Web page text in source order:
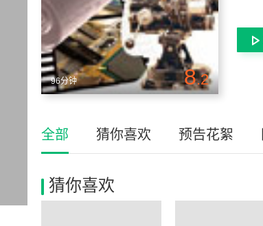
96分钟 8.2
全部 猜你喜欢 预告花絮
猜你喜欢